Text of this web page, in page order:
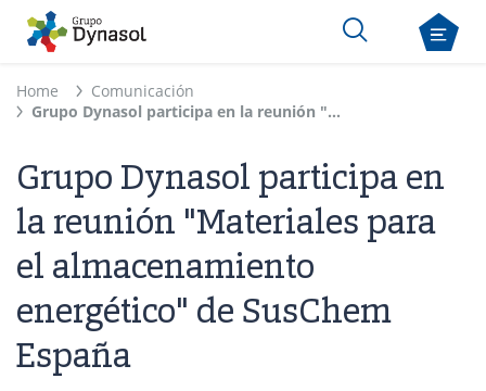
Home
Comunicación
Grupo Dynasol participa en la reunión "Materiales para el almacenamiento energético" de SusChem España
Grupo Dynasol participa en
la reunión "Materiales para
el almacenamiento
energético" de SusChem
España